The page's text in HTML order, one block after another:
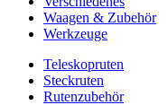
Waagen & Zubehör
Werkzeuge
Teleskopruten
Steckruten
Rutenzubehör